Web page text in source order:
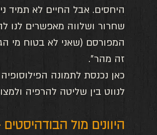
היחסים. אבל החיים לא תמיד
שחרור ושלווה מאפשרים
המפורסם (שאני לא בטוח מי
זה מהר״.
לנווט בין שליטה להרפיה
היוונים מול